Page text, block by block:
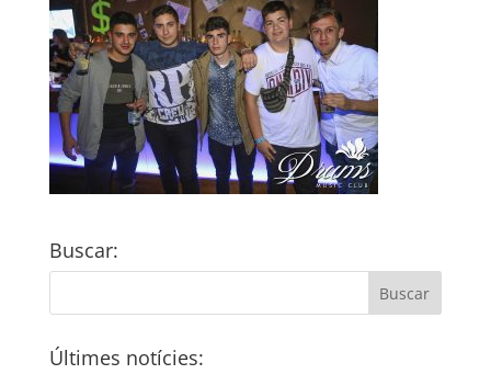
Buscar:
Últimes notícies: